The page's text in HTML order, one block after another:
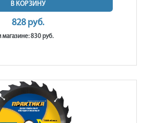
В КОРЗИНУ
828 руб.
830 руб.